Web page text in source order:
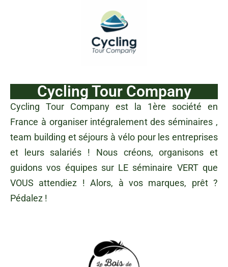
Cycling Tour Company
Cycling Tour Company est la 1ère société en
France à organiser intégralement des séminaires ,
team building et séjours à vélo pour les entreprises
et leurs salariés ! Nous créons, organisons et
guidons vos équipes sur LE séminaire VERT que
VOUS attendiez ! Alors, à vos marques, prêt ?
Pédalez !